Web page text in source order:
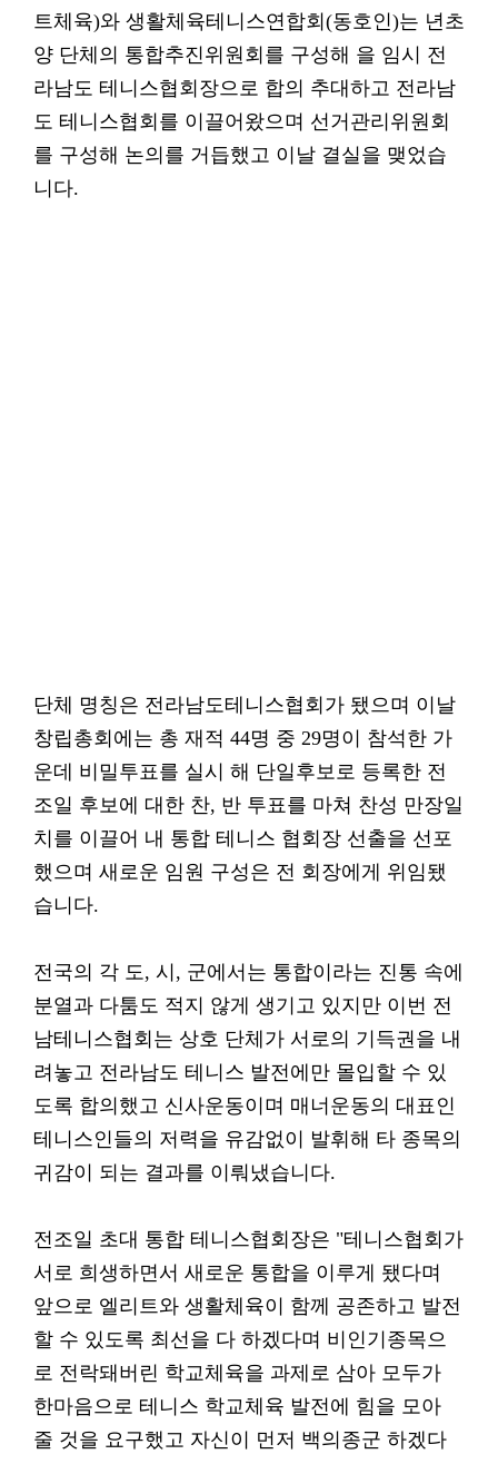
트체육)와 생활체육테니스연합회(동호인)는 년초
양 단체의 통합추진위원회를 구성해 을 임시 전
라남도 테니스협회장으로 합의 추대하고 전라남
도 테니스협회를 이끌어왔으며 선거관리위원회
를 구성해 논의를 거듭했고 이날 결실을 맺었습
니다.
단체 명칭은 전라남도테니스협회가 됐으며 이날
창립총회에는 총 재적 44명 중 29명이 참석한 가
운데 비밀투표를 실시 해 단일후보로 등록한 전
조일 후보에 대한 찬, 반 투표를 마쳐 찬성 만장일
치를 이끌어 내 통합 테니스 협회장 선출을 선포
했으며 새로운 임원 구성은 전 회장에게 위임됐
습니다.
전국의 각 도, 시, 군에서는 통합이라는 진통 속에
분열과 다툼도 적지 않게 생기고 있지만 이번 전
남테니스협회는 상호 단체가 서로의 기득권을 내
려놓고 전라남도 테니스 발전에만 몰입할 수 있
도록 합의했고 신사운동이며 매너운동의 대표인
테니스인들의 저력을 유감없이 발휘해 타 종목의
귀감이 되는 결과를 이뤄냈습니다.
전조일 초대 통합 테니스협회장은 "테니스협회가
서로 희생하면서 새로운 통합을 이루게 됐다며
앞으로 엘리트와 생활체육이 함께 공존하고 발전
할 수 있도록 최선을 다 하겠다며 비인기종목으
로 전락돼버린 학교체육을 과제로 삼아 모두가
한마음으로 테니스 학교체육 발전에 힘을 모아
줄 것을 요구했고 자신이 먼저 백의종군 하겠다